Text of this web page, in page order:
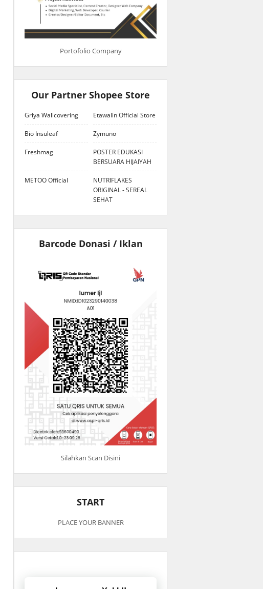
Portofolio Company
Our Partner Shopee Store
Griya Wallcovering Etawalin Official Store
Bio Insuleaf Zymuno
Freshmag
POSTER EDUKASI
BERSUARA HIJAIYAH
METOO Official
NUTRIFLAKES
ORIGINAL - SEREAL
SEHAT
Barcode Donasi / Iklan
Silahkan Scan Disini
START
PLACE YOUR BANNER